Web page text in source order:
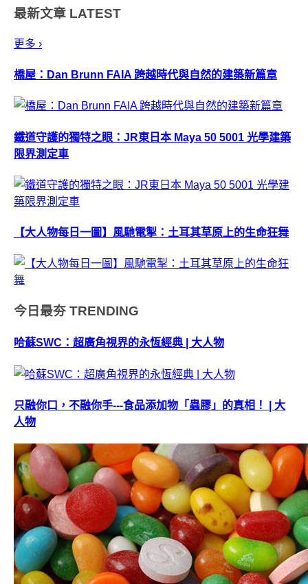
最新文章 LATEST
更多 ›
橋屋：Dan Brunn FAIA 跨越時代與自然的建築新篇章
鐵道守護的獨特之眼：JR東日本 Maya 50 5001 光學建築
限界測定車
【大人物每日一圖】風馳電掣：土耳其草原上的生命狂舞
今日最夯 TRENDING
哈蘇SWC：超廣角視界的永恆經典 | 大人物
只融你口，不融你手---食品添加物「蟲膠」的真相！ | 大
人物